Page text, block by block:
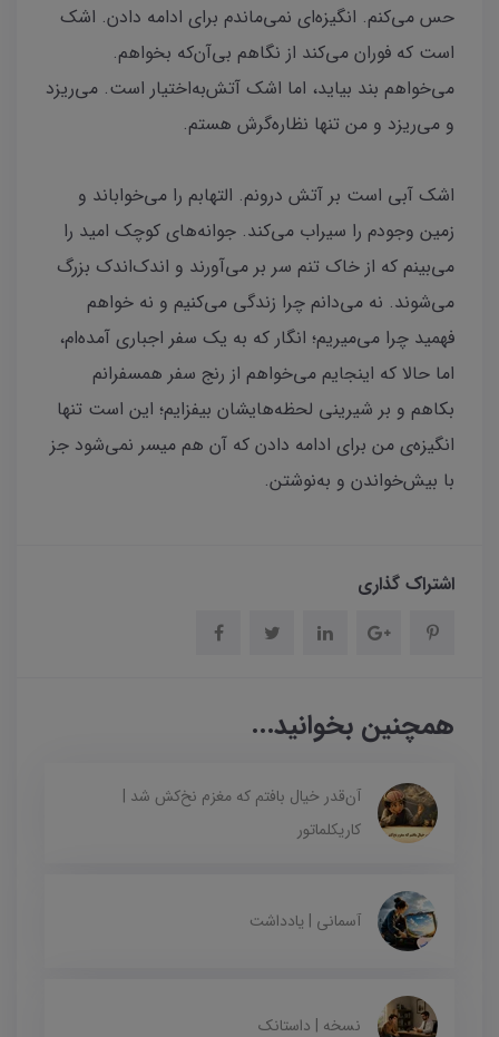
حس می‌کنم. انگیزه‌ای نمی‌ماندم برای ادامه دادن. اشک
است که فوران می‌کند از نگاهم بی‌‌آن‌که بخواهم.
می‌خواهم بند بیاید، اما اشک آتش‌به‌اختیار است. می‌ریزد
و می‌ریزد و من تنها نظاره‌گرش هستم.
اشک آبی است بر آتش درونم. التهابم را می‌خواباند و
زمین وجودم را سیراب می‌کند. جوانه‌های کوچک امید را
می‌بینم که از خاک تنم سر بر می‌آورند و اندک‌اندک بزرگ
می‌شوند. نه می‌دانم چرا زندگی می‌کنیم و نه خواهم
فهمید چرا می‌میریم؛ انگار که به یک سفر اجباری آمده‌ام،
اما حالا که اینجایم می‌خواهم از رنج سفر همسفرانم
بکاهم و بر شیرینی لحظه‌هایشان بیفزایم؛ این است تنها
انگیزه‌ی من برای ادامه دادن که آن هم میسر نمی‌شود جز
با بیش‌‌خواندن و به‌نوشتن.
اشتراک گذاری
همچنین بخوانید...
آن‌قدر خیال بافتم که مغزم نخ‌کش شد |
کاریکلماتور
آسمانی | یادداشت
نسخه | داستانک